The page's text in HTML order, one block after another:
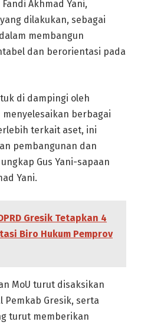
Akhmad Yani,
dilakukan, sebagai
membangun
dan berorientasi pada
di dampingi oleh
menyelesaikan berbagai
terkait aset, ini
pembangunan dan
Gus Yani-sapaan
Yani.
Gresik Tetapkan 4
Biro Hukum Pemprov
MoU turut disaksikan
Gresik, serta
turut memberikan